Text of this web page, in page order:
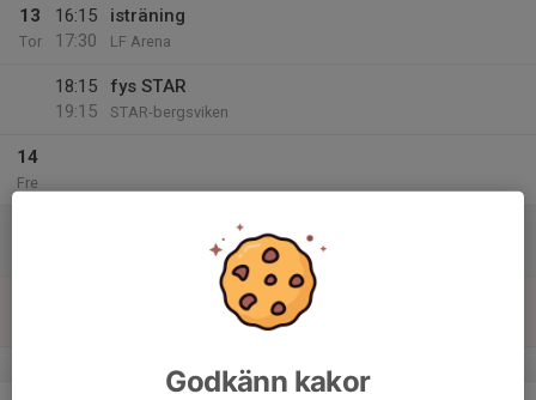
13
Tor
16:15
17:30
isträning
LF Arena
18:15
19:15
fys STAR
STAR-bergsviken
14
Fre
Godkänn kakor